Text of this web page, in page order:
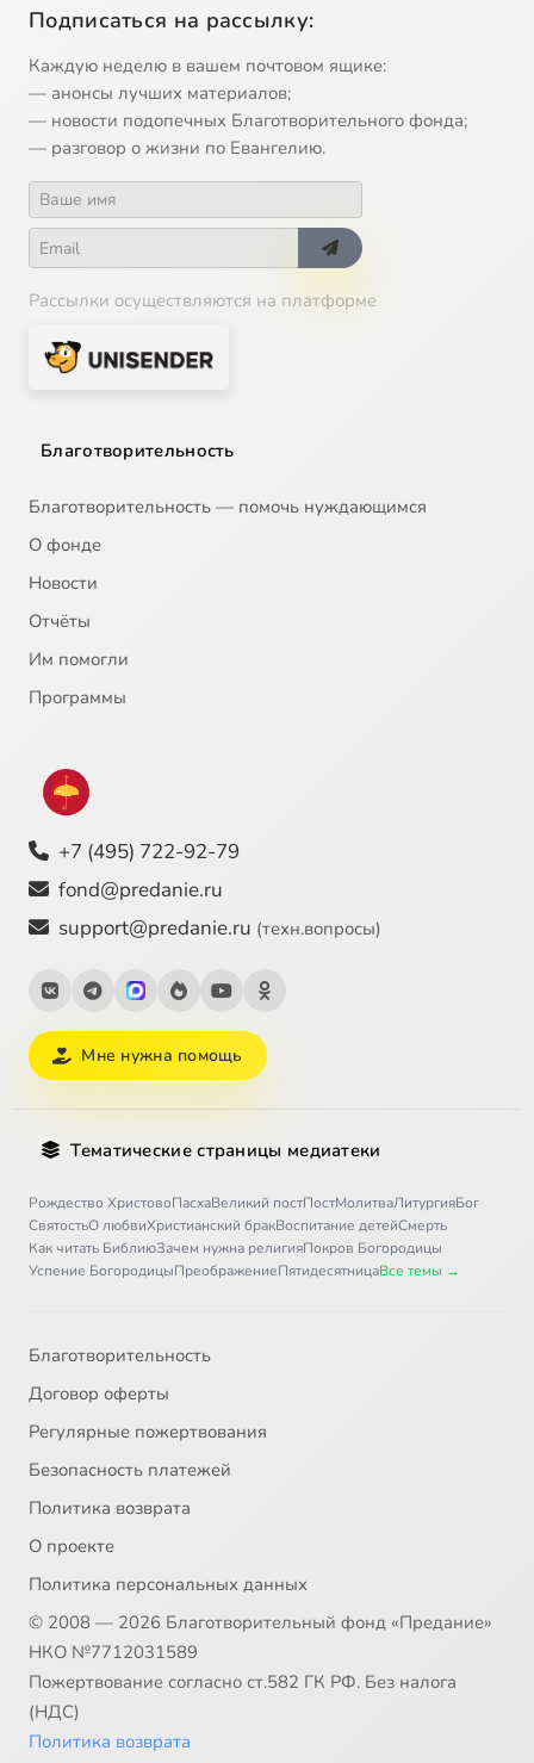
Подписаться на рассылку:
Каждую неделю в вашем почтовом ящике:
— анонсы лучших материалов;
— новости подопечных Благотворительного фонда;
— разговор о жизни по Евангелию.
Рассылки осуществляются на платформе
Благотворительность
Благотворительность — помочь нуждающимся
О фонде
Новости
Отчёты
Им помогли
Программы
+7 (495) 722-92-79
fond@predanie.ru
support@predanie.ru (техн.вопросы)
Мне нужна помощь
Тематические страницы медиатеки
Рождество ХристовоПасхаВеликий постПостМолитваЛитургияБог
СвятостьО любвиХристианский бракВоспитание детейСмерть
Как читать БиблиюЗачем нужна религияПокров Богородицы
Успение БогородицыПреображениеПятидесятницаВсе темы →
Благотворительность
Договор оферты
Регулярные пожертвования
Безопасность платежей
Политика возврата
О проекте
Политика персональных данных
© 2008 — 2026 Благотворительный фонд «Предание»
НКО №7712031589
Пожертвование согласно ст.582 ГК РФ. Без налога
(НДС)
Политика возврата